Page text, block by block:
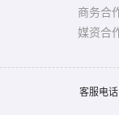
商务合
媒资合
客服电